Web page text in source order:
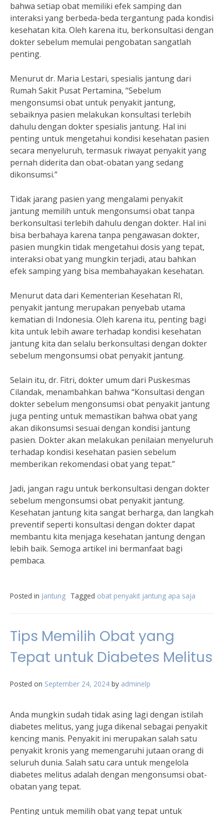
bahwa setiap obat memiliki efek samping dan
interaksi yang berbeda-beda tergantung pada kondisi
kesehatan kita. Oleh karena itu, berkonsultasi dengan
dokter sebelum memulai pengobatan sangatlah
penting.
Menurut dr. Maria Lestari, spesialis jantung dari
Rumah Sakit Pusat Pertamina, “Sebelum
mengonsumsi obat untuk penyakit jantung,
sebaiknya pasien melakukan konsultasi terlebih
dahulu dengan dokter spesialis jantung. Hal ini
penting untuk mengetahui kondisi kesehatan pasien
secara menyeluruh, termasuk riwayat penyakit yang
pernah diderita dan obat-obatan yang sedang
dikonsumsi.”
Tidak jarang pasien yang mengalami penyakit
jantung memilih untuk mengonsumsi obat tanpa
berkonsultasi terlebih dahulu dengan dokter. Hal ini
bisa berbahaya karena tanpa pengawasan dokter,
pasien mungkin tidak mengetahui dosis yang tepat,
interaksi obat yang mungkin terjadi, atau bahkan
efek samping yang bisa membahayakan kesehatan.
Menurut data dari Kementerian Kesehatan RI,
penyakit jantung merupakan penyebab utama
kematian di Indonesia. Oleh karena itu, penting bagi
kita untuk lebih aware terhadap kondisi kesehatan
jantung kita dan selalu berkonsultasi dengan dokter
sebelum mengonsumsi obat penyakit jantung.
Selain itu, dr. Fitri, dokter umum dari Puskesmas
Cilandak, menambahkan bahwa “Konsultasi dengan
dokter sebelum mengonsumsi obat penyakit jantung
juga penting untuk memastikan bahwa obat yang
akan dikonsumsi sesuai dengan kondisi jantung
pasien. Dokter akan melakukan penilaian menyeluruh
terhadap kondisi kesehatan pasien sebelum
memberikan rekomendasi obat yang tepat.”
Jadi, jangan ragu untuk berkonsultasi dengan dokter
sebelum mengonsumsi obat penyakit jantung.
Kesehatan jantung kita sangat berharga, dan langkah
preventif seperti konsultasi dengan dokter dapat
membantu kita menjaga kesehatan jantung dengan
lebih baik. Semoga artikel ini bermanfaat bagi
pembaca.
Posted in Jantung Tagged obat penyakit jantung apa saja
Tips Memilih Obat yang
Tepat untuk Diabetes Melitus
Posted on September 24, 2024 by adminelp
Anda mungkin sudah tidak asing lagi dengan istilah
diabetes melitus, yang juga dikenal sebagai penyakit
kencing manis. Penyakit ini merupakan salah satu
penyakit kronis yang memengaruhi jutaan orang di
seluruh dunia. Salah satu cara untuk mengelola
diabetes melitus adalah dengan mengonsumsi obat-
obatan yang tepat.
Penting untuk memilih obat yang tepat untuk